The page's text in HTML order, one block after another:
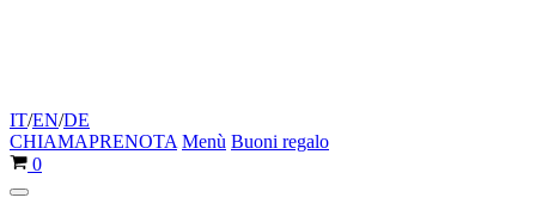
IT/EN/DE
CHIAMAPRENOTA Menù Buoni regalo
Carrello
0
Menu